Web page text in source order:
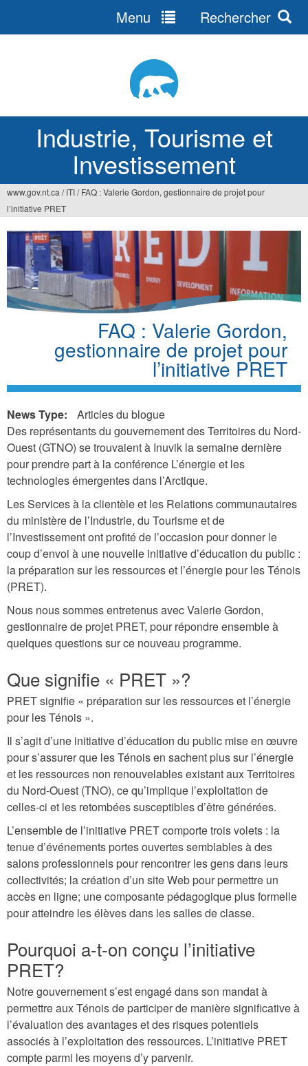
Industrie, Tourisme et
Investissement
Menu Rechercher
Vous
êtes
ici
www.gov.nt.ca / ITI/ FAQ : Valerie Gordon, gestionnaire de projet pour
l’initiative PRET
FAQ : Valerie Gordon,
gestionnaire de projet pour
l’initiative PRET
News Type:
Articles du blogue
Des représentants du gouvernement des Territoires du Nord-
Ouest (GTNO) se trouvaient à Inuvik la semaine dernière
pour prendre part à la conférence L’énergie et les
technologies émergentes dans l’Arctique.
Les Services à la clientèle et les Relations communautaires
du ministère de l’Industrie, du Tourisme et de
l’Investissement ont profité de l’occasion pour donner le
coup d’envoi à une nouvelle initiative d’éducation du public :
la préparation sur les ressources et l’énergie pour les Ténois
(PRET).
Nous nous sommes entretenus avec Valerie Gordon,
gestionnaire de projet PRET, pour répondre ensemble à
quelques questions sur ce nouveau programme.
Que signifie « PRET »?
PRET signifie « préparation sur les ressources et l’énergie
pour les Ténois ».
Il s’agit d’une initiative d’éducation du public mise en œuvre
pour s’assurer que les Ténois en sachent plus sur l’énergie
et les ressources non renouvelables existant aux Territoires
du Nord-Ouest (TNO), ce qu’implique l’exploitation de
celles-ci et les retombées susceptibles d’être générées.
L’ensemble de l’initiative PRET comporte trois volets : la
tenue d’événements portes ouvertes semblables à des
salons professionnels pour rencontrer les gens dans leurs
collectivités; la création d’un site Web pour permettre un
accès en ligne; une composante pédagogique plus formelle
pour atteindre les élèves dans les salles de classe.
Pourquoi a-t-on conçu l’initiative
PRET?
Notre gouvernement s’est engagé dans son mandat à
permettre aux Ténois de participer de manière significative à
l’évaluation des avantages et des risques potentiels
associés à l’exploitation des ressources. L’initiative PRET
compte parmi les moyens d’y parvenir.